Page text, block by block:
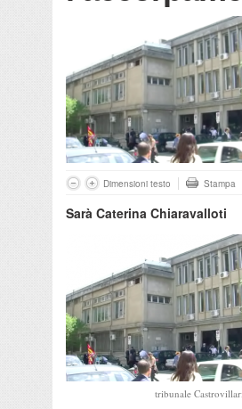
Dimensioni testo Stampa
tribunale
Sarà Caterina Chiaravalloti